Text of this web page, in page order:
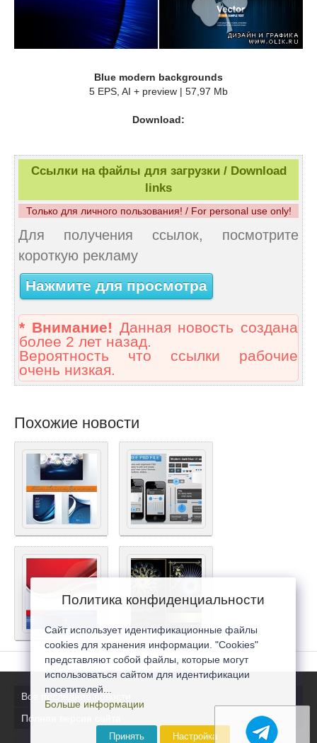
Blue modern backgrounds
5 EPS, AI + preview | 57,97 Mb
Download:
Ссылки на файлы для загрузки / Download
links
Только для личного пользования! / For personal use only!
Для получения ссылок, посмотрите
короткую рекламу
Нажмите для просмотра
* Внимание! Данная новость создана
более 2 лет назад.
Вероятность что ссылки рабочие
очень низкая.
Похожие новости
Все последние новости
Полная версия сайта
Политика конфиденциальности
Сайт использует идентификационные файлы
cookies для хранения информации. "Cookies"
представляют собой файлы, которые могут
использоваться сайтом для идентификации
посетителей...
Больше информации
Принять Настройка